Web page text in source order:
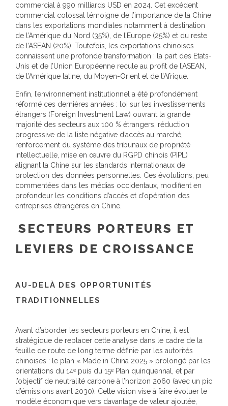
commercial à 990 milliards USD en 2024. Cet excédent
commercial colossal témoigne de l’importance de la Chine
dans les exportations mondiales notamment à destination
de l’Amérique du Nord (35%), de l’Europe (25%) et du reste
de l’ASEAN (20%). Toutefois, les exportations chinoises
connaissent une profonde transformation : la part des Etats-
Unis et de l’Union Européenne recule au profit de l’ASEAN,
de l’Amérique latine, du Moyen-Orient et de l’Afrique.
Enfin, l’environnement institutionnel a été profondément
réformé ces dernières années : loi sur les investissements
étrangers (Foreign Investment Law) ouvrant la grande
majorité des secteurs aux 100 % étrangers, réduction
progressive de la liste négative d’accès au marché,
renforcement du système des tribunaux de propriété
intellectuelle, mise en œuvre du RGPD chinois (PIPL)
alignant la Chine sur les standards internationaux de
protection des données personnelles. Ces évolutions, peu
commentées dans les médias occidentaux, modifient en
profondeur les conditions d’accès et d’opération des
entreprises étrangères en Chine.
SECTEURS PORTEURS ET
LEVIERS DE CROISSANCE
AU-DELÀ DES OPPORTUNITÉS
TRADITIONNELLES
Avant d’aborder les secteurs porteurs en Chine, il est
stratégique de replacer cette analyse dans le cadre de la
feuille de route de long terme définie par les autorités
chinoises : le plan « Made in China 2025 » prolongé par les
orientations du 14ᵉ puis du 15ᵉ Plan quinquennal, et par
l’objectif de neutralité carbone à l’horizon 2060 (avec un pic
d’émissions avant 2030). Cette vision vise à faire évoluer le
modèle économique vers davantage de valeur ajoutée,